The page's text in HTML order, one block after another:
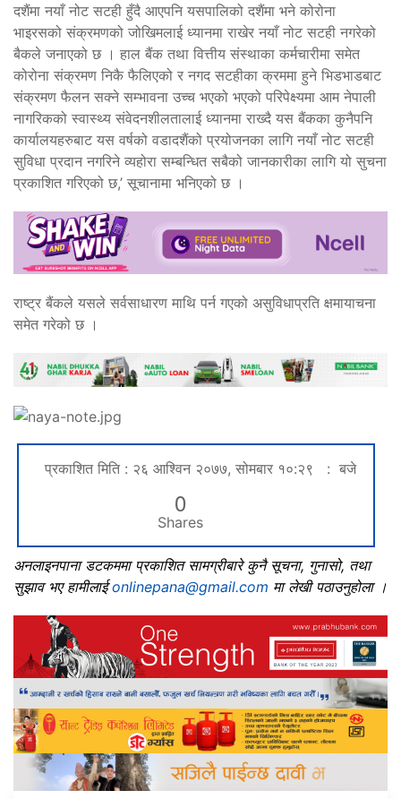
दशैंमा नयाँ नोट सटही हुँदै आएपनि यसपालिको दशैंमा भने कोरोना
भाइरसको संक्रमणको जोखिमलाई ध्यानमा राखेर नयाँ नोट सटही नगरेको
बैकले जनाएको छ । हाल बैंक तथा वित्तीय संस्थाका कर्मचारीमा समेत
कोरोना संक्रमण निकै फैलिएको र नगद सटहीका क्रममा हुने भिडभाडबाट
संक्रमण फैलन सक्ने सम्भावना उच्च भएको भएको परिपेक्ष्यमा आम नेपाली
नागरिकको स्वास्थ्य संवेदनशीलतालाई ध्यानमा राख्दै यस बैंकका कुनैपनि
कार्यालयहरुबाट यस वर्षको वडादशैंको प्रयोजनका लागि नयाँ नोट सटही
सुविधा प्रदान नगरिने व्यहोरा सम्बन्धित सबैको जानकारीका लागि यो सुचना
प्रकाशित गरिएको छ,’ सूचानामा भनिएको छ ।
राष्ट्र बैंकले यसले सर्वसाधारण माथि पर्न गएको असुविधाप्रति क्षमायाचना
समेत गरेको छ ।
प्रकाशित मिति : २६ आश्विन २०७७, सोमबार १०:२९ : बजे
0
Shares
अनलाइनपाना डटकममा प्रकाशित सामग्रीबारे कुनै सूचना, गुनासो, तथा
सुझाव भए हामीलाईonlinepana@gmail.com मा लेखी पठाउनुहोला ।